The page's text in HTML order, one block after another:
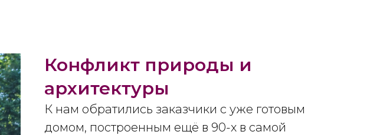
Конфликт природы и
архитектуры
К нам обратились заказчики с уже готовым
домом, построенным ещё в 90-х в самой